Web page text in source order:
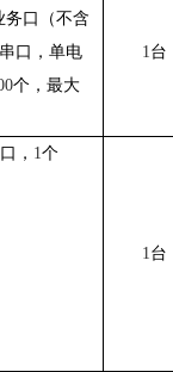
务口（不含
串口，单电
个，最大
1台
， 1个
1台